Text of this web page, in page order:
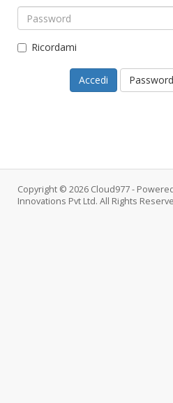
Ricordami
Copyright © 2026 Cloud977 -
Innovations Pvt Ltd. All Rights